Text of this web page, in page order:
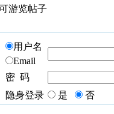
游览帖子
用户名
Email
密 码
隐身登录
是 否